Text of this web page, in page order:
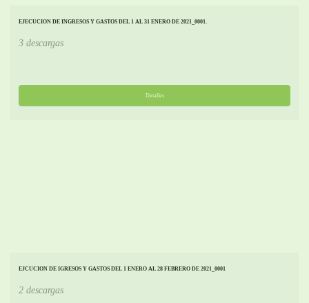
EJECUCION DE INGRESOS Y GASTOS DEL 1 AL 31 ENERO DE 2021_0001.
3 descargas
Detalles
EJCUCION DE IGRESOS Y GASTOS DEL 1 ENERO AL 28 FEBRERO DE 2021_0001
2 descargas